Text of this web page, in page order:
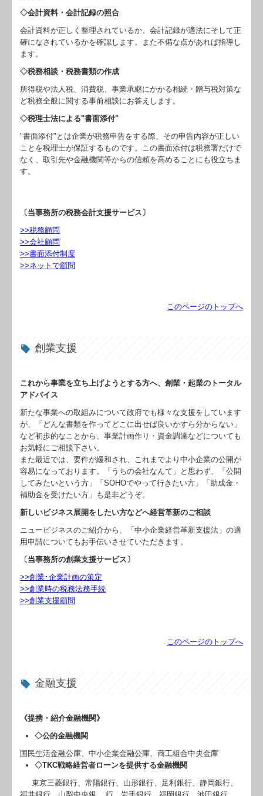
TKCシステムQ&A
経営改善オンデマンド講座
ビジネスレポート
濱路からの一言
相続・事業承継相談室
◇会計資料・会計記録の照合
会計資料が正しく整理されているか、会計記録が適法にそして正
確になされているかを確認します。また不備な点があれば指導し
ます。
◇税務相談・税務書類の作成
所得税や法人税、消費税、事業承継にかかる相続・贈与税対策な
ど税務全般に関する事前相談にお答えします。
◇税理士法による"書面添付"
"書面添付"とは企業が税務申告をする際、その申告内容が正しい
ことを税理士が保証するものです。この書面添付は税務署だけで
なく、取引先や金融機関等からの信頼を高めることにも役立ちま
す。
〔当事務所の税務会計支援サービス〕
>>税務顧問
>>会社顧問
>>書面添付制度
>>ネットで顧問
このページのトップへ
創業支援
これから事業を立ち上げようとする方へ、創業・起業のトータル
アドバイス
新たな事業への取組みについて政府でも様々な支援をしています
が、「どんな書類を作ってどこに出せば良いかすら分からない」
など初歩的なことから、事業計画作り・資金調達などについても
お気軽にご相談下さい。
また最近では、要件が緩和され、これまでより中小企業の公開が
容易になっております。「うちの会社なんて」と思わず、「公開
してみたいという方」「SOHOでやって行きたい方」「助成金・
補助金を受けたい方」も是非どうぞ。
新しいビジネス展開をしたい方などへ経営革新のご相談
ニュービジネスのご紹介から、「中小企業経営革新支援法」の適
用申請についてもお手伝いさせていただきます。
〔当事務所の創業支援サービス〕
>>創業･企業計画の策定
>>創業時の税務法務手続
>>創業支援顧問
このページのトップへ
金融支援
《提携・紹介金融機関》
◇公的金融機関
国民生活金融公庫、中小企業金融公庫、商工組合中央金庫
◇TKC戦略経営者ローンを提供する金融機関
東京三菱銀行、常陽銀行、山形銀行、足利銀行、静岡銀行、